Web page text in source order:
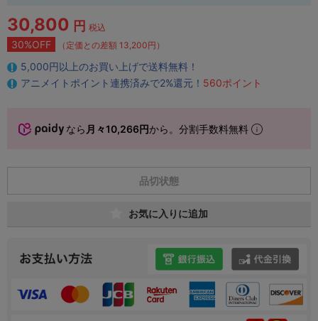
30,800 円 税込
30%OFF （定価との差額 13,200円）
5,000円以上のお買い上げで送料無料！
アニメイトポイント連携済みで2%還元！ 560ポイント
なら 月々10,266円から。分割手数料無料
品切状態
お気に入りに追加